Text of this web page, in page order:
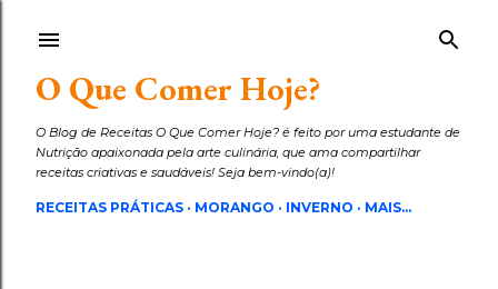
O Que Comer Hoje?
O Blog de Receitas O Que Comer Hoje? é feito por uma estudante de
Nutrição apaixonada pela arte culinária, que ama compartilhar
receitas criativas e saudáveis! Seja bem-vindo(a)!
RECEITAS PRÁTICAS MORANGO INVERNO MAIS…